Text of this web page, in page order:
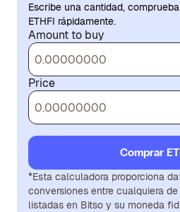
Escribe una cantidad,
ETHFI rápidamente.
Amount to buy
Price
Comprar
*Esta calculadora proporciona
conversiones entre cualquiera
listadas en Bitso y su moneda